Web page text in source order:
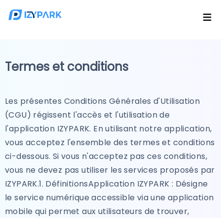
Termes et conditions
Les présentes Conditions Générales d'Utilisation
(CGU) régissent l'accès et l'utilisation de
l'application IZYPARK. En utilisant notre application,
vous acceptez l'ensemble des termes et conditions
ci-dessous. Si vous n'acceptez pas ces conditions,
vous ne devez pas utiliser les services proposés par
IZYPARK.1. DéfinitionsApplication IZYPARK : Désigne
le service numérique accessible via une application
mobile qui permet aux utilisateurs de trouver,